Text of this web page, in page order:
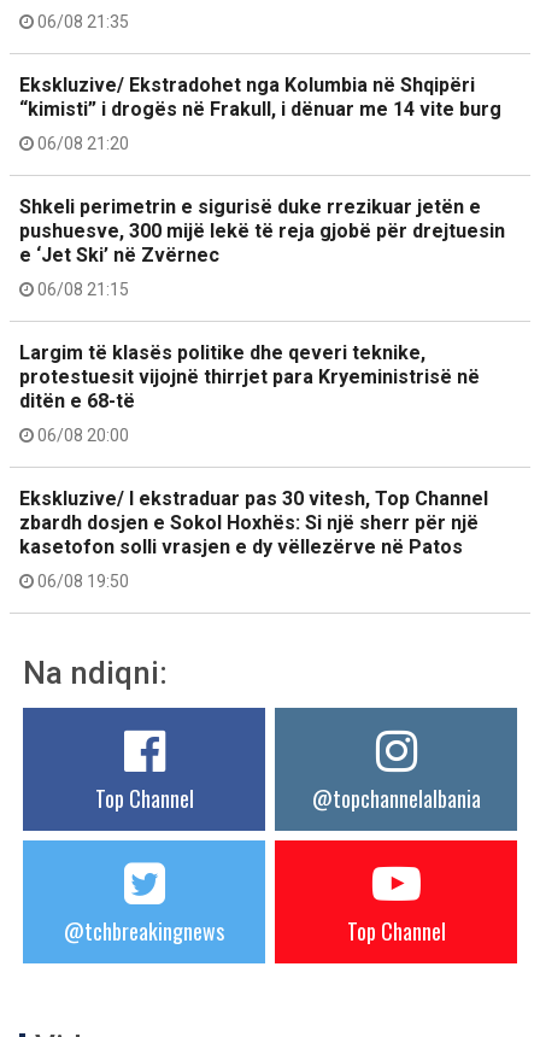
06/08 21:35
Ekskluzive/ Ekstradohet nga Kolumbia në Shqipëri
“kimisti” i drogës në Frakull, i dënuar me 14 vite burg
06/08 21:20
Shkeli perimetrin e sigurisë duke rrezikuar jetën e
pushuesve, 300 mijë lekë të reja gjobë për drejtuesin
e ‘Jet Ski’ në Zvërnec
06/08 21:15
Largim të klasës politike dhe qeveri teknike,
protestuesit vijojnë thirrjet para Kryeministrisë në
ditën e 68-të
06/08 20:00
Ekskluzive/ I ekstraduar pas 30 vitesh, Top Channel
zbardh dosjen e Sokol Hoxhës: Si një sherr për një
kasetofon solli vrasjen e dy vëllezërve në Patos
06/08 19:50
Na ndiqni:
Top Channel @topchannelalbania
@tchbreakingnews Top Channel